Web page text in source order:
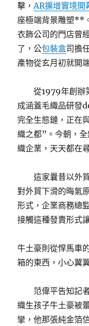
擊，AR擴增實境開
座極端背景雕塑**
衣飾公司的門店曾
了，公包裝盒司擔
產物從玄月初就開
從1979年創辦
成涵蓋毛織品研發
完全生態鏈，正在
織之都”。今朝，
織企業，天天都在
這家曩昔以外
對外貿下滑的晦氣
形式，企業商務總
接觸這種發賣形式
牛土豪則從悍馬車
箱的東西，小心翼
范偉平告知記
織生孩子牛土豪被
攣，他那張純金箔